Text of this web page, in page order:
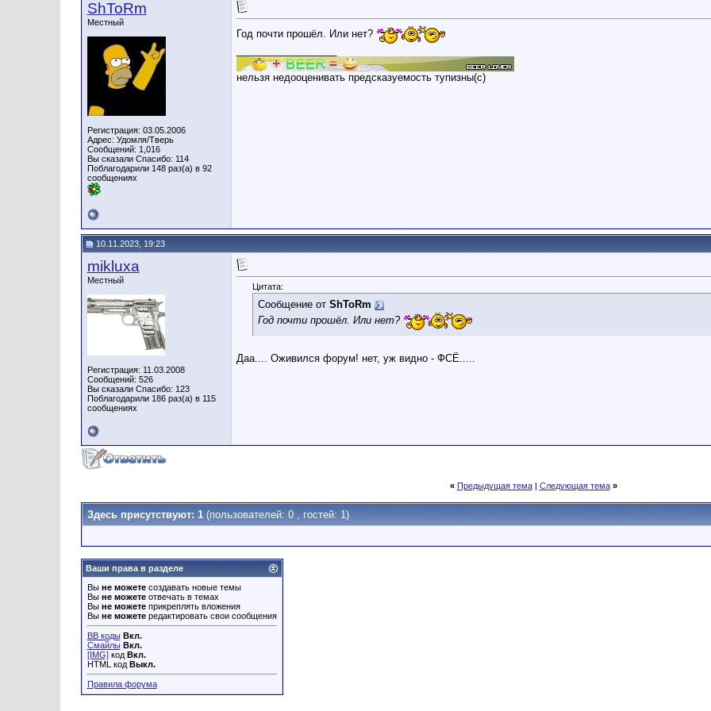
ShToRm
Местный
Регистрация: 03.05.2006
Адрес: Удомля/Тверь
Сообщений: 1,016
Вы сказали Спасибо: 114
Поблагодарили 148 раз(а) в 92
сообщениях
Год почти прошёл. Или нет?
нельзя недооценивать предсказуемость тупизны(с)
10.11.2023, 19:23
mikluxa
Местный
Регистрация: 11.03.2008
Сообщений: 526
Вы сказали Спасибо: 123
Поблагодарили 186 раз(а) в 115
сообщениях
Цитата:
Сообщение от ShToRm
Год почти прошёл. Или нет?
Даа.... Оживился форум! нет, уж видно - ФСЁ.....
« Предыдущая тема| Следующая тема »
Здесь присутствуют: 1 (пользователей: 0 , гостей: 1)
Ваши права в разделе
Вы не можетесоздавать новые темы
Вы не можетеотвечать в темах
Вы не можетеприкреплять вложения
Вы не можетередактировать свои сообщения
BB коды Вкл.
Смайлы Вкл.
[IMG]код Вкл.
HTML код Выкл.
Правила форума